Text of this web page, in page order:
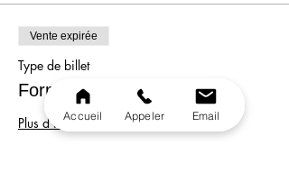
Vente expirée
Type de billet
Formule
Plus d'infoAccueil Appeler Email